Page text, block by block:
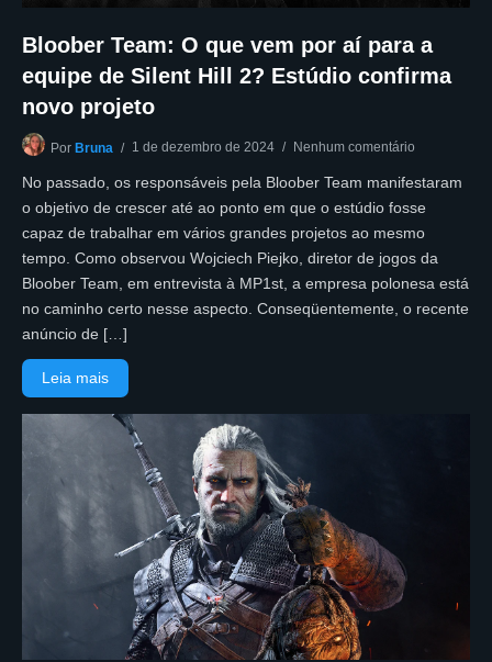
Bloober Team: O que vem por aí para a
equipe de Silent Hill 2? Estúdio confirma
novo projeto
Por Bruna 1 de dezembro de 2024 Nenhum comentário
No passado, os responsáveis pela Bloober Team manifestaram
o objetivo de crescer até ao ponto em que o estúdio fosse
capaz de trabalhar em vários grandes projetos ao mesmo
tempo. Como observou Wojciech Piejko, diretor de jogos da
Bloober Team, em entrevista à MP1st, a empresa polonesa está
no caminho certo nesse aspecto. Conseqüentemente, o recente
anúncio de […]
Leia mais